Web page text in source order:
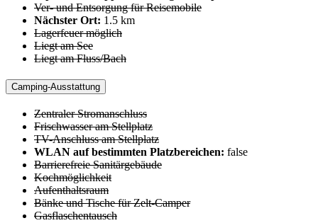
Ver- und Entsorgung für Reisemobile
Nächster Ort: 1.5 km
Lagerfeuer möglich
Liegt am See
Liegt am Fluss/Bach
Camping-Ausstattung
Zentraler Stromanschluss
Frischwasser am Stellplatz
TV-Anschluss am Stellplatz
WLAN auf bestimmten Platzbereichen: false
Barrierefreie Sanitärgebäude
Kochmöglichkeit
Aufenthaltsraum
Bänke und Tische für Zelt-Camper
Gasflaschentausch